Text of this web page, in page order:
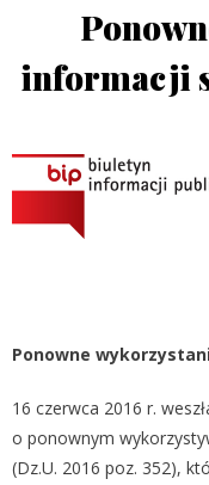
informacji
Ponowne
16 czerwca 2016 r.
o ponownym
(Dz.U. 2016 poz. 352),